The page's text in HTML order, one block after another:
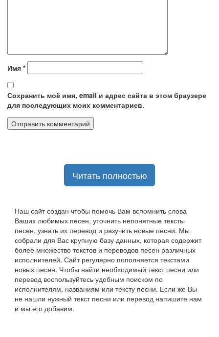
Имя *
Сохранить моё имя, email и адрес сайта в этом браузере
для последующих моих комментариев.
Читать полностью
Наш сайт создан чтобы помочь Вам вспомнить слова
Ваших любимых песен, уточнить непонятные тексты
песен, узнать их перевод и разучить новые песни. Мы
собрали для Вас крупную базу данных, которая содержит
более множество текстов и переводов песен различных
исполнителей. Сайт регулярно пополняется текстами
новых песен. Чтобы найти необходимый текст песни или
перевод воспользуйтесь удобным поиском по
исполнителям, названиям или тексту песни. Если же Вы
не нашли нужный текст песни или перевод напишите нам
и мы его добавим.